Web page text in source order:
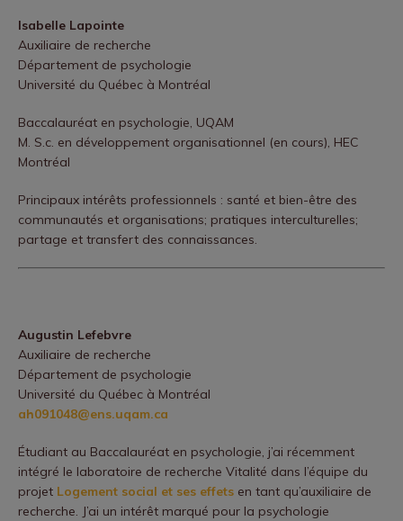
Isabelle Lapointe
Auxiliaire de recherche
Département de psychologie
Université du Québec à Montréal
Baccalauréat en psychologie, UQAM
M. S.c. en développement organisationnel (en cours), HEC
Montréal
Principaux intérêts professionnels : santé et bien-être des
communautés et organisations; pratiques interculturelles;
partage et transfert des connaissances.
Augustin Lefebvre
Auxiliaire de recherche
Département de psychologie
Université du Québec à Montréal
ah091048@ens.uqam.ca
Étudiant au Baccalauréat en psychologie, j’ai récemment
intégré le laboratoire de recherche Vitalité dans l’équipe du
projet Logement social et ses effets en tant qu’auxiliaire de
recherche. J’ai un intérêt marqué pour la psychologie